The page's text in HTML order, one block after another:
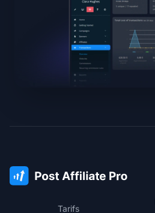
Tarifs